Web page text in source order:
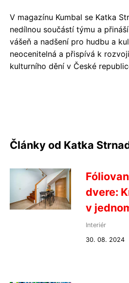
V magazínu Kumbal se Katka
nedílnou součástí týmu a
vášeň a nadšení pro hudbu a
neocenitelná a přispívá k
kulturního dění v České
Články od Katka
dvere:
v
Interiér
30. 08. 2024